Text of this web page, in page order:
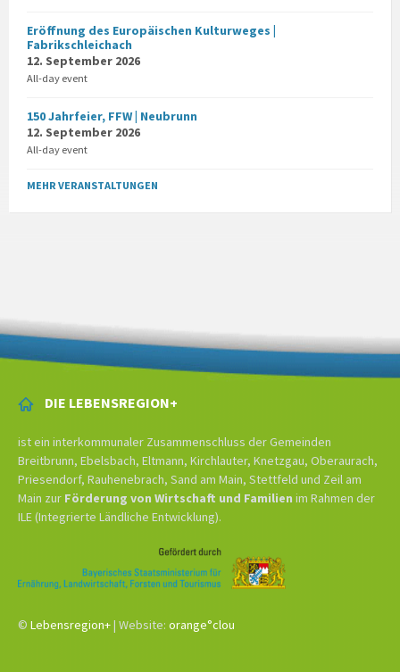
Eröffnung des Europäischen Kulturweges |
Fabrikschleichach
12. September 2026
All-day event
150 Jahrfeier, FFW | Neubrunn
12. September 2026
All-day event
MEHR VERANSTALTUNGEN
DIE LEBENSREGION+
ist ein interkommunaler Zusammenschluss der Gemeinden
Breitbrunn, Ebelsbach, Eltmann, Kirchlauter, Knetzgau, Oberaurach,
Priesendorf, Rauhenebrach, Sand am Main, Stettfeld und Zeil am
Main zur Förderung von Wirtschaft und Familien im Rahmen der
ILE (Integrierte Ländliche Entwicklung).
© Lebensregion+| Website: orange°clou